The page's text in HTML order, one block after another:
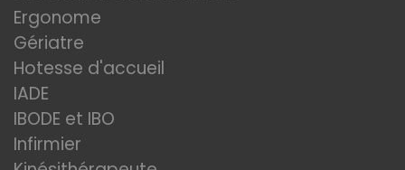
Ergonome
Gériatre
Hotesse d'accueil
IADE
IBODE et IBO
Infirmier